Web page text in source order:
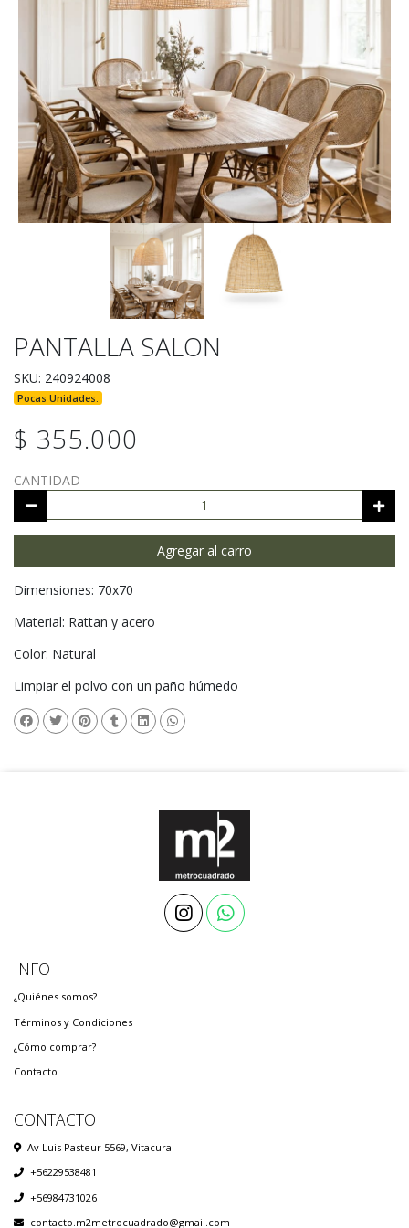
PANTALLA SALON
SKU: 240924008
Pocas Unidades.
$ 355.000
CANTIDAD
Agregar al carro
Dimensiones: 70x70
Material: Rattan y acero
Color: Natural
Limpiar el polvo con un paño húmedo
INFO
¿Quiénes somos?
Términos y Condiciones
¿Cómo comprar?
Contacto
CONTACTO
Av Luis Pasteur 5569, Vitacura
+56229538481
+56984731026
contacto.m2metrocuadrado@gmail.com